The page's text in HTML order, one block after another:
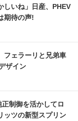
しいね」日産、PHEV
期待の声!
フェラーリと兄弟車
ザイン
正制御を活かしてロ
ッツの新型スプリン